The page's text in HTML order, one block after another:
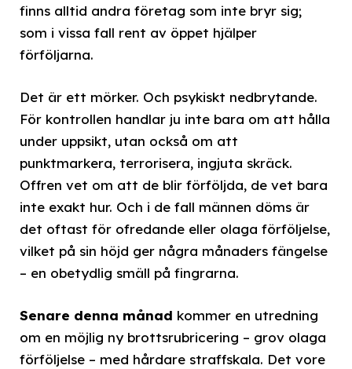
finns alltid andra företag som inte bryr sig;
som i vissa fall rent av öppet hjälper
förföljarna.
Det är ett mörker. Och psykiskt nedbrytande.
För kontrollen handlar ju inte bara om att hålla
under uppsikt, utan också om att
punktmarkera, terrorisera, ingjuta skräck.
Offren vet om att de blir förföljda, de vet bara
inte exakt hur. Och i de fall männen döms är
det oftast för ofredande eller olaga förföljelse,
vilket på sin höjd ger några månaders fängelse
– en obetydlig smäll på fingrarna.
Senare denna månad kommer en utredning
om en möjlig ny brottsrubricering – grov olaga
förföljelse – med hårdare straffskala. Det vore